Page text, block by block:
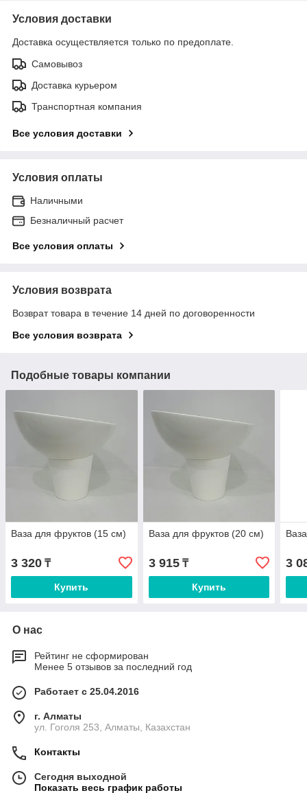
Условия доставки
Доставка осуществляется только по предоплате.
Самовывоз
Доставка курьером
Транспортная компания
Все условия доставки
Условия оплаты
Наличными
Безналичный расчет
Все условия оплаты
Условия возврата
Возврат товара в течение 14 дней по договоренности
Все условия возврата
Подобные товары компании
Ваза для фруктов (15 см)
3 320 ₸
Купить
Ваза для фруктов (20 см)
3 915₸
Купить
3
О нас
Рейтинг не сформирован
Менее 5 отзывов за последний год
Работает с 25.04.2016
г. Алматы
ул. Гоголя 253, Алматы, Казахстан
Контакты
Сегодня выходной
Показать весь график работы